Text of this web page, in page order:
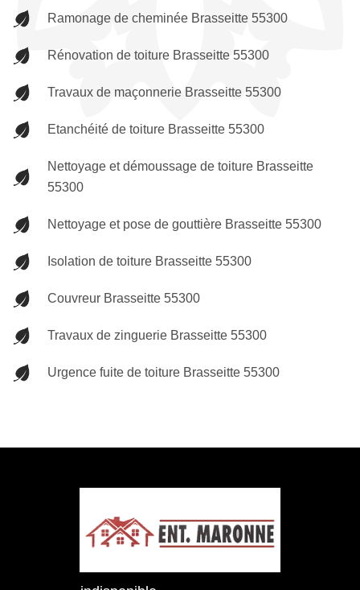
Ramonage de cheminée Brasseitte 55300
Rénovation de toiture Brasseitte 55300
Travaux de maçonnerie Brasseitte 55300
Etanchéité de toiture Brasseitte 55300
Nettoyage et démoussage de toiture Brasseitte
55300
Nettoyage et pose de gouttière Brasseitte 55300
Isolation de toiture Brasseitte 55300
Couvreur Brasseitte 55300
Travaux de zinguerie Brasseitte 55300
Urgence fuite de toiture Brasseitte 55300